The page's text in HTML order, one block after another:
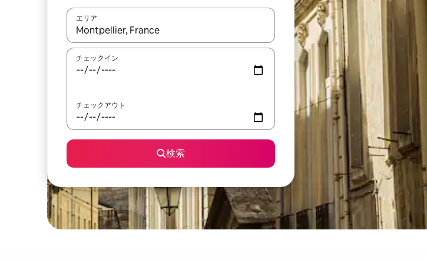
エリア
検索結果が表示されたら、上下の矢印キーを使って移動するか、画面をタッチまたはスワイプ
チェックイン
チェックアウト
検索